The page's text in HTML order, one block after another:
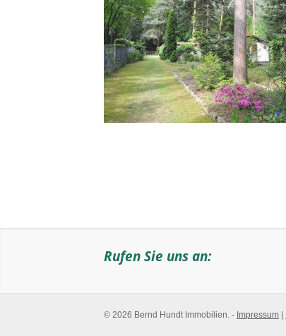
Rufen Sie uns an:
© 2026 Bernd Hundt Immobilien. - Impressum